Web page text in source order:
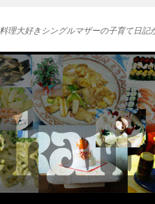
理大好きシングルマザーの子育て日記